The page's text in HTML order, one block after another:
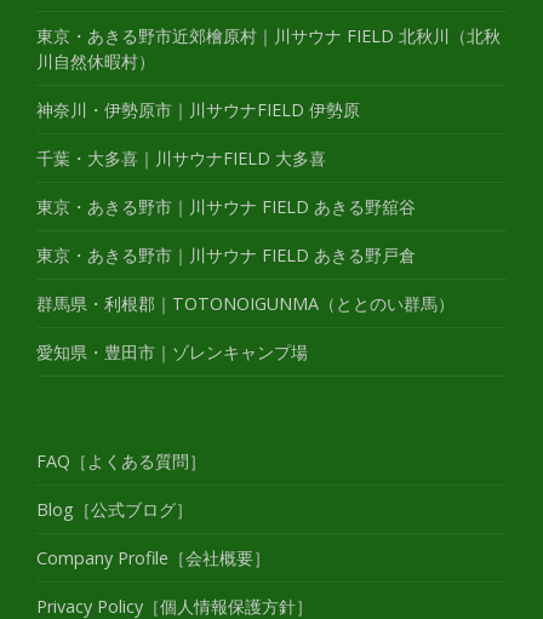
東京・あきる野市近郊檜原村｜川サウナ FIELD 北秋川（北秋
川自然休暇村）
神奈川・伊勢原市｜川サウナFIELD 伊勢原
千葉・大多喜｜川サウナFIELD 大多喜
東京・あきる野市｜川サウナ FIELD あきる野舘谷
東京・あきる野市｜川サウナ FIELD あきる野戸倉
群馬県・利根郡｜TOTONOIGUNMA（ととのい群馬）
愛知県・豊田市｜ゾレンキャンプ場
FAQ［よくある質問］
Blog［公式ブログ］
Company Profile［会社概要］
Privacy Policy［個人情報保護方針］